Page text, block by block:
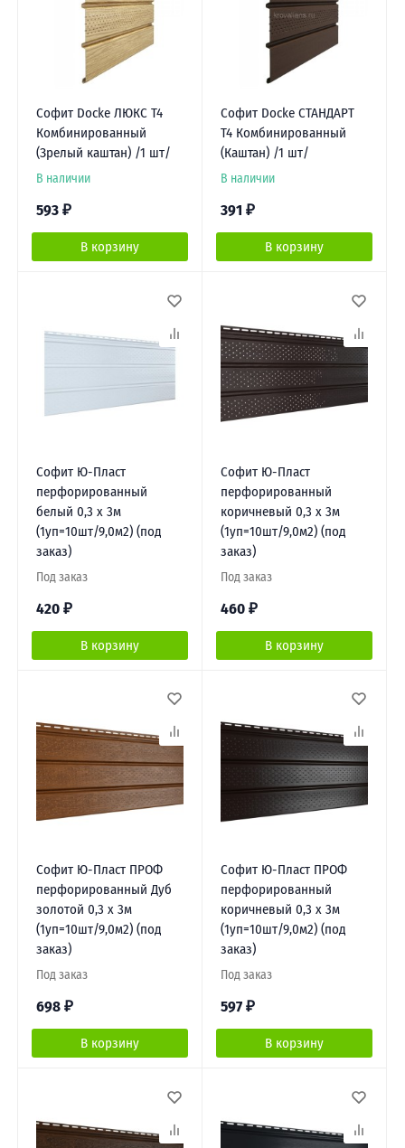
Софит Docke ЛЮКС Т4
Комбинированный
(Зрелый каштан) /1 шт/
В наличии
593 ₽
В корзину
Софит Docke СТАНДАРТ
Т4 Комбинированный
(Каштан) /1 шт/
В наличии
391 ₽
В корзину
Софит Ю-Пласт
перфорированный
белый 0,3 х 3м
(1уп=10шт/9,0м2) (под
заказ)
Под заказ
420 ₽
В корзину
Софит Ю-Пласт
перфорированный
коричневый 0,3 х 3м
(1уп=10шт/9,0м2) (под
заказ)
Под заказ
460 ₽
В корзину
Софит Ю-Пласт ПРОФ
перфорированный Дуб
золотой 0,3 х 3м
(1уп=10шт/9,0м2) (под
заказ)
Под заказ
698 ₽
В корзину
Софит Ю-Пласт ПРОФ
перфорированный
коричневый 0,3 х 3м
(1уп=10шт/9,0м2) (под
заказ)
Под заказ
597 ₽
В корзину